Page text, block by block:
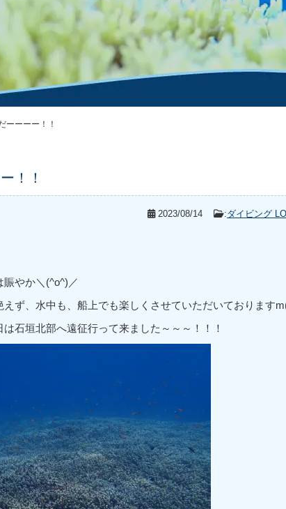
ーーーー！！
！！
2023/08/14 :ダイビング
やか＼(^o^)／
ず、水中も、船上でも楽しくさせていただいております
石垣北部へ遠征行って来ました～～～！！！